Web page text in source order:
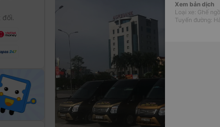
Xem bản dịch
Loại xe: Ghế
Tuyến đường: